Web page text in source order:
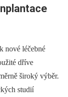
nové léčebné
dříve
široký výběr.
studií